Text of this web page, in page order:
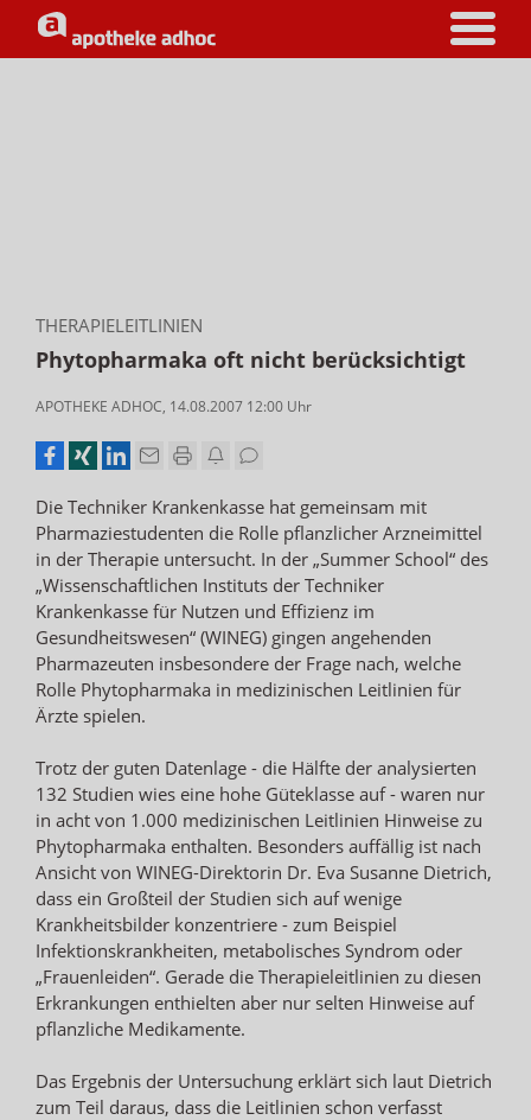
THERAPIELEITLINIEN
Phytopharmaka oft nicht berücksichtigt
APOTHEKE ADHOC, 14.08.2007 12:00 Uhr
Die Techniker Krankenkasse hat gemeinsam mit
Pharmaziestudenten die Rolle pflanzlicher Arzneimittel
in der Therapie untersucht. In der „Summer School“ des
„Wissenschaftlichen Instituts der Techniker
Krankenkasse für Nutzen und Effizienz im
Gesundheitswesen“ (WINEG) gingen angehenden
Pharmazeuten insbesondere der Frage nach, welche
Rolle Phytopharmaka in medizinischen Leitlinien für
Ärzte spielen.
Trotz der guten Datenlage - die Hälfte der analysierten
132 Studien wies eine hohe Güteklasse auf - waren nur
in acht von 1.000 medizinischen Leitlinien Hinweise zu
Phytopharmaka enthalten. Besonders auffällig ist nach
Ansicht von WINEG-Direktorin Dr. Eva Susanne Dietrich,
dass ein Großteil der Studien sich auf wenige
Krankheitsbilder konzentriere - zum Beispiel
Infektionskrankheiten, metabolisches Syndrom oder
„Frauenleiden“. Gerade die Therapieleitlinien zu diesen
Erkrankungen enthielten aber nur selten Hinweise auf
pflanzliche Medikamente.
Das Ergebnis der Untersuchung erklärt sich laut Dietrich
zum Teil daraus, dass die Leitlinien schon verfasst